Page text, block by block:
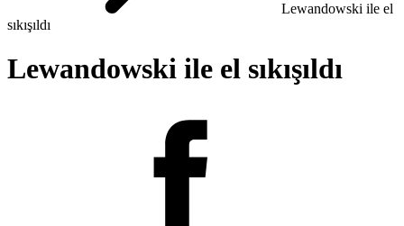
Lewandowski ile el
sıkışıldı
Lewandowski ile el sıkışıldı